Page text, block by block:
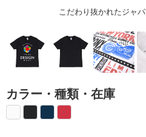
こだわり抜かれたジャ
カラー・種類・在庫